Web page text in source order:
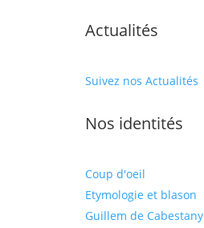
Actualités
Suivez nos Actualités
Nos identités
Coup d'oeil
Etymologie et blason
Guillem de Cabestany